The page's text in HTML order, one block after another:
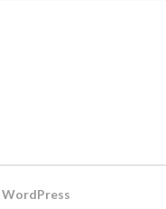
WordPress